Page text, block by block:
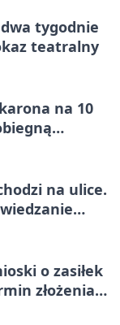
tygodnie
teatralny
na 10
na ulice.
o zasiłek
złożenia